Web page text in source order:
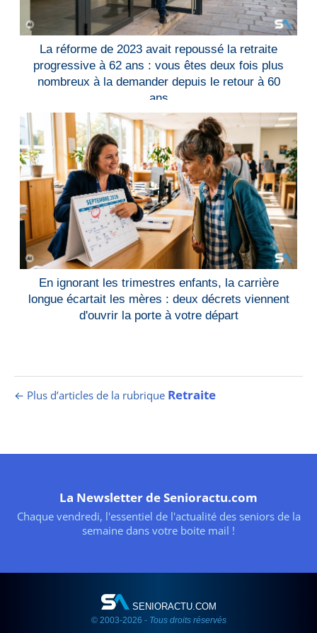
La réforme de 2023 avait repoussé la retraite
progressive à 62 ans : vous êtes deux fois plus
nombreux à la demander depuis le retour à 60
ans
En ignorant les trimestres enfants, la carrière
longue écartait les mères : deux décrets viennent
d'ouvrir la porte à votre départ
← Plus d’articles de la rubrique Retraite
La Newsletter de Senioractu.com
Chaque vendredi, l'essentiel de l'actualité des seniors de la
semaine dans votre boite mail !
SENIORACTU.COM
© 2003-2026 - Tous droits réservés